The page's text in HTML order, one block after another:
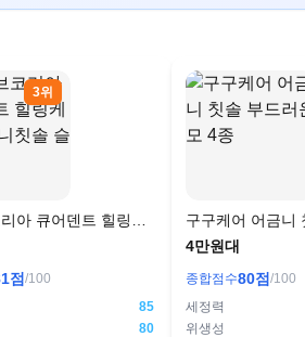
3위
아 큐어덴트 힐링케
솔 슬림모
점 /100
85
80
구구케어 어금니
부드러운모 4종
4만원대
종합점수80점 /100
세정력
위생성